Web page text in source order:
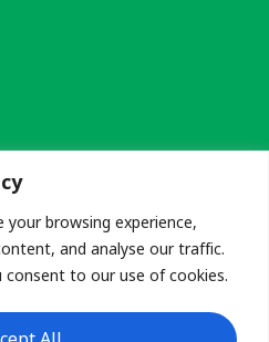
browsing experience,
and analyse our traffic.
consent to our use of cookies.